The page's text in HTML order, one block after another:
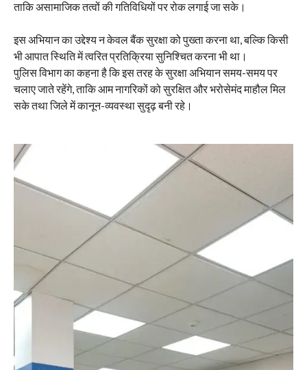
ताकि असामाजिक तत्वों की गतिविधियों पर रोक लगाई जा सके।
इस अभियान का उद्देश्य न केवल बैंक सुरक्षा को पुख्ता करना था, बल्कि किसी
भी आपात स्थिति में त्वरित प्रतिक्रिया सुनिश्चित करना भी था।
पुलिस विभाग का कहना है कि इस तरह के सुरक्षा अभियान समय-समय पर
चलाए जाते रहेंगे, ताकि आम नागरिकों को सुरक्षित और भरोसेमंद माहौल मिल
सके तथा जिले में कानून-व्यवस्था सुदृढ़ बनी रहे।